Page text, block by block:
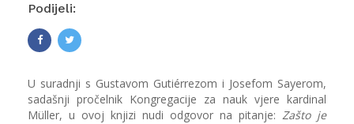
Podijeli:
U suradnji s Gustavom Gutiérrezom i Josefom Sayerom,
sadašnji pročelnik Kongregacije za nauk vjere kardinal
Müller, u ovoj knjizi nudi odgovor na pitanje: Zašto je